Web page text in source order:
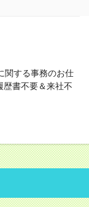
関する事務のお仕
書不要＆来社不